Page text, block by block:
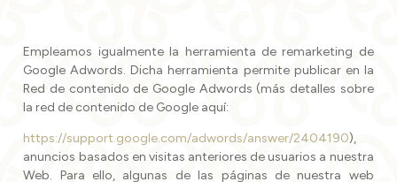
Empleamos igualmente la herramienta de remarketing de
Google Adwords. Dicha herramienta permite publicar en la
Red de contenido de Google Adwords (más detalles sobre
la red de contenido de Google aquí:
https://support.google.com/adwords/answer/2404190),
anuncios basados en visitas anteriores de usuarios a nuestra
Web. Para ello, algunas de las páginas de nuestra web